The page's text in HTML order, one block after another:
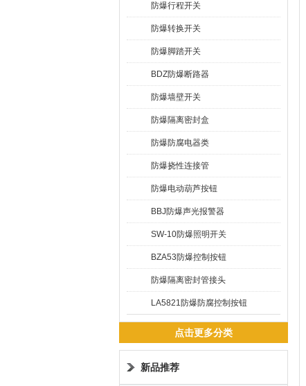
防爆行程开关
防爆转换开关
防爆脚踏开关
BDZ防爆断路器
防爆墙壁开关
防爆隔离密封盒
防爆防腐电器类
防爆挠性连接管
防爆电动葫芦按钮
BBJ防爆声光报警器
SW-10防爆照明开关
BZA53防爆控制按钮
防爆隔离密封管接头
LA5821防爆防腐控制按钮
点击更多分类
新品推荐